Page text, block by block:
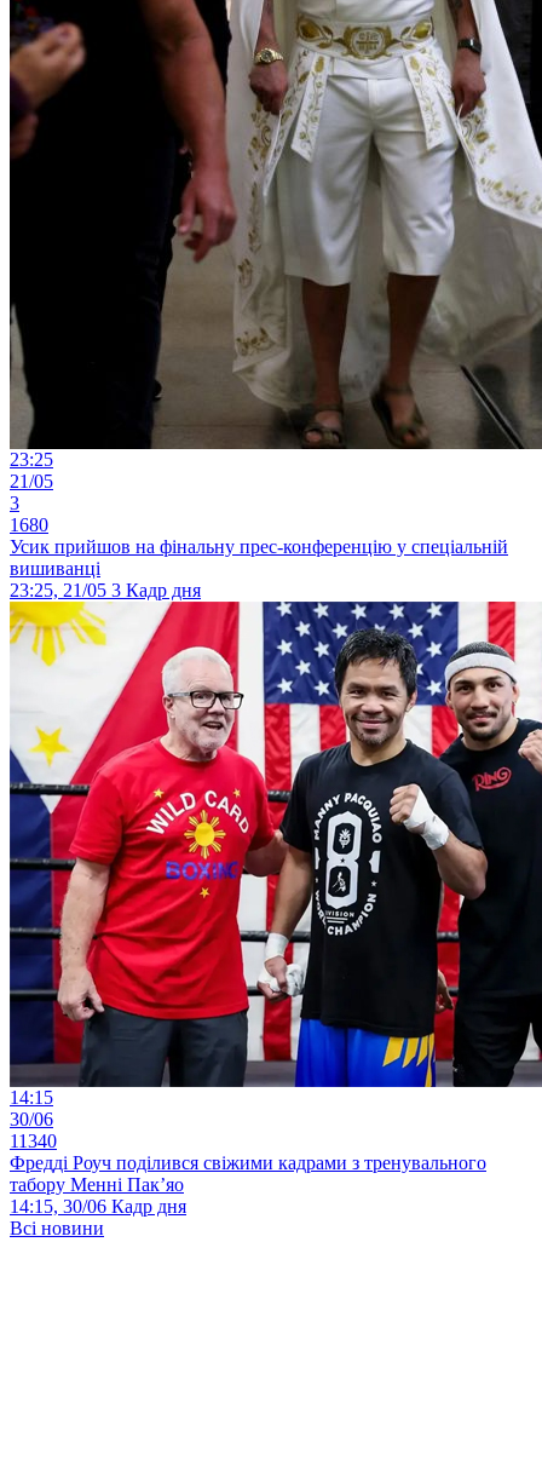
23:25
21/05
3
1680
Усик прийшов на фінальну прес-конференцію у спеціальній
вишиванці
23:25, 21/05 3 Кадр дня
14:15
30/06
11340
Фредді Роуч поділився свіжими кадрами з тренувального
табору Менні Пак’яо
14:15, 30/06 Кадр дня
Всі новини